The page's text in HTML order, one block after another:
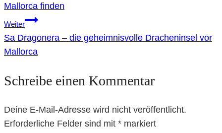
Mallorca finden
Weiter
Sa Dragonera – die geheimnisvolle Dracheninsel vor
Mallorca
Schreibe einen Kommentar
Deine E-Mail-Adresse wird nicht veröffentlicht.
Erforderliche Felder sind mit * markiert